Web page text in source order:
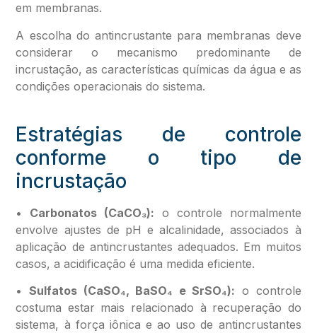
em membranas.
A escolha do antincrustante para membranas deve
considerar o mecanismo predominante de
incrustação, as características químicas da água e as
condições operacionais do sistema.
Estratégias de controle
conforme o tipo de
incrustação
• Carbonatos (CaCO₃): o controle normalmente
envolve ajustes de pH e alcalinidade, associados à
aplicação de antincrustantes adequados. Em muitos
casos, a acidificação é uma medida eficiente.
• Sulfatos (CaSO₄, BaSO₄ e SrSO₄): o controle
costuma estar mais relacionado à recuperação do
sistema, à força iônica e ao uso de antincrustantes